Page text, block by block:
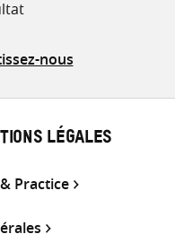
nous
LÉGALES
Practice